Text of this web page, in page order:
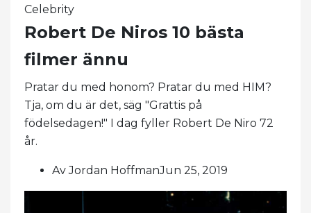
Celebrity
Robert De Niros 10 bästa
filmer ännu
Pratar du med honom? Pratar du med HIM?
Tja, om du är det, säg "Grattis på
födelsedagen!" I dag fyller Robert De Niro 72
år.
Av Jordan HoffmanJun 25, 2019